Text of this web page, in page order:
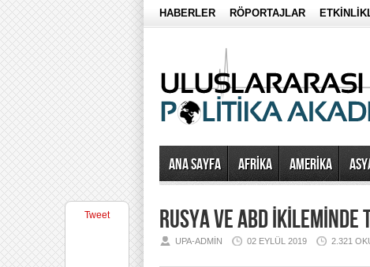
HABERLER RÖPORTAJLAR
Ana Sayfa AFRİKA AMERİKA
RUSYA VE ABD İKİLEMİNDE
UPA-ADMIN 02 EYLÜL 2019 2.321
Tweet